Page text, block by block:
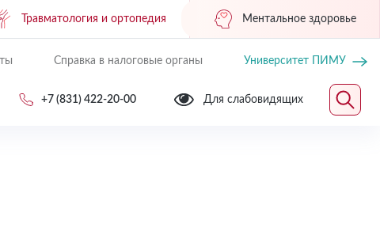
Травматология и ортопедия Ментальное здоровье
Справка в налоговые органы Университет ПИМУ
+7 (831) 422-20-00 Для слабовидящих